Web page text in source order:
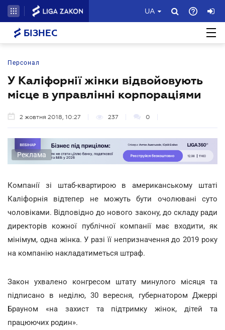
UA
БІЗНЕС
Персонал
У Каліфорнії жінки відвойовують
місце в управлінні корпораціями
2 жовтня 2018, 10:27 237 0
Реклама
Компанії зі штаб-квартирою в американському штаті
Каліфорнія відтепер не можуть бути очолювані суто
чоловіками. Відповідно до нового закону, до складу ради
директорів кожної публічної компанії має входити, як
мінімум, одна жінка. У разі її непризначення до 2019 року
на компанію накладатиметься штраф.
Закон ухвалено конгресом штату минулого місяця та
підписано в неділю, 30 вересня, губернатором Джеррі
Брауном «на захист та підтримку жінок, дітей та
працюючих родин».